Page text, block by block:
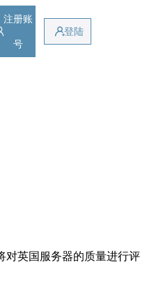
注册账
号
登陆
对英国服务器的质量进行评